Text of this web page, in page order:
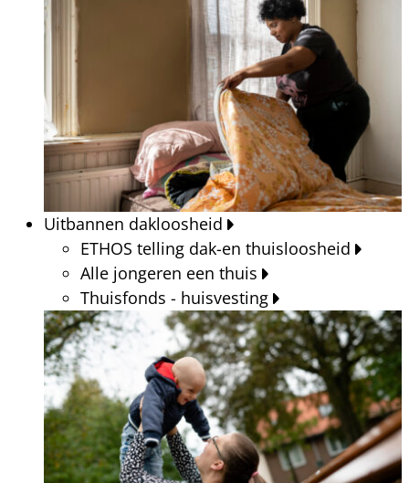
Uitbannen dakloosheid
ETHOS telling dak-en thuisloosheid
Alle jongeren een thuis
Thuisfonds - huisvesting